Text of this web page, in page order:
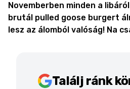
Novemberben minden a
brutál pulled goose burgert
lesz az álomból valóság! Na
Találj ránk